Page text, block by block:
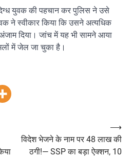
युवक की पहचान कर पुलिस ने उसे
ने स्वीकार किया कि उसने अत्यधिक
दिया। जांच में यह भी सामने आया
में जेल जा चुका है।
विदेश भेजने के नाम पर 48 लाख की
ठगी!— SSP का बड़ा ऐक्शन, 10
⟶